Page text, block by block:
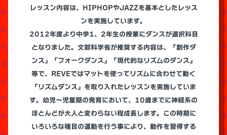
レッスン内容は、HIPHOPやJAZZを基本としたレッス
ンを実施しています。
2012年度より中学1、2年生の授業にダンスが選択科目
となりました。文部科学省が推奨する内容は、「創作ダ
ンス」「フォークダンス」「現代的なリズムのダンス」
等で、REVEではマットを使ってリズムに合わせて動く
「リズムダンス」を取り入れたレッスンを実施していま
す。幼児～児童期の発育において、10歳までに神経系の
ほとんどが大人と変わらない程成長します。この時期に
いろいろな種目の運動を行う事により、動作を習得する